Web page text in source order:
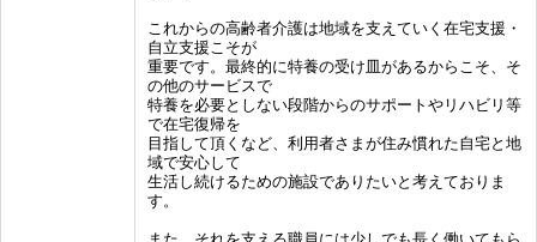
これからの高齢者介護は地域を支えていく在宅支援・
自立支援こそが
重要です。最終的に特養の受け皿があるからこそ、そ
の他のサービスで
特養を必要としない段階からのサポートやリハビリ等
で在宅復帰を
目指して頂くなど、利用者さまが住み慣れた自宅と地
域で安心して
生活し続けるための施設でありたいと考えておりま
す。